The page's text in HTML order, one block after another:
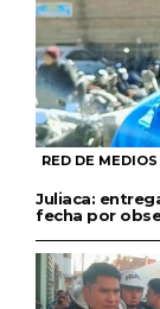
RED DE
Juliaca:
fecha por